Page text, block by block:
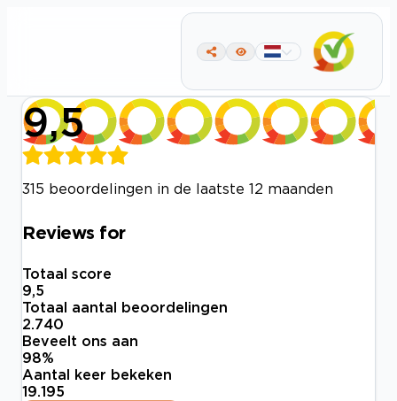
9,5
315 beoordelingen in de laatste 12 maanden
Reviews for
Totaal score
9,5
Totaal aantal beoordelingen
2.740
Beveelt ons aan
98%
Aantal keer bekeken
19.195